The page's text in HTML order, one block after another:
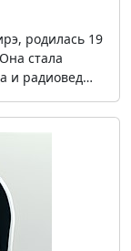
родилась 19
стала
и радиовед…